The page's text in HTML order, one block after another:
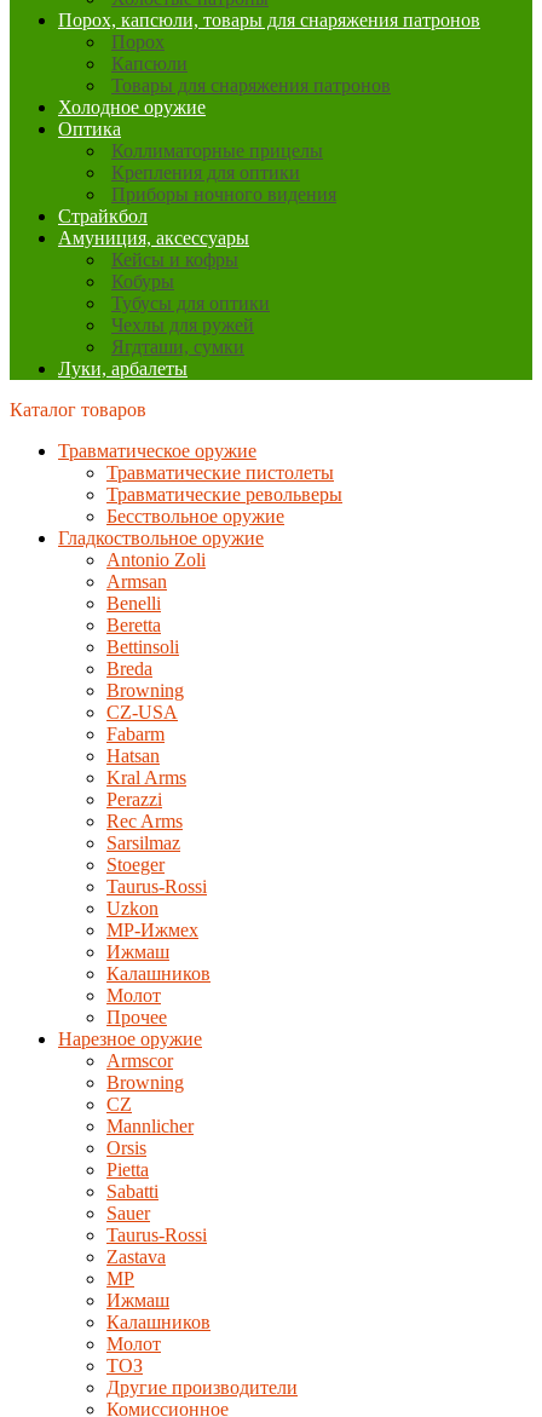
Порох, капсюли, товары для снаряжения патронов
Порох
Капсюли
Товары для снаряжения патронов
Холодное оружие
Оптика
Коллиматорные прицелы
Крепления для оптики
Приборы ночного видения
Страйкбол
Амуниция, аксессуары
Кейсы и кофры
Кобуры
Тубусы для оптики
Чехлы для ружей
Ягдташи, сумки
Луки, арбалеты
Каталог товаров
Травматическое оружие
Травматические пистолеты
Травматические револьверы
Бесствольное оружие
Гладкоствольное оружие
Antonio Zoli
Armsan
Benelli
Beretta
Bettinsoli
Breda
Browning
CZ-USA
Fabarm
Hatsan
Kral Arms
Perazzi
Rec Arms
Sarsilmaz
Stoeger
Taurus-Rossi
Uzkon
MP-Ижмех
Ижмаш
Калашников
Молот
Прочее
Нарезное оружие
Armscor
Browning
CZ
Mannlicher
Orsis
Pietta
Sabatti
Sauer
Taurus-Rossi
Zastava
MP
Ижмаш
Калашников
Молот
ТОЗ
Другие производители
Комиссионное